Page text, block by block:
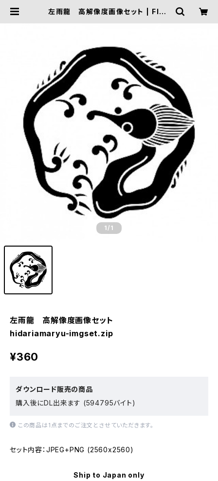
左雨龍 高解像度画像セット | FIVE
1 /1
左雨龍 高解像度画像セット
hidariamaryu-imgset.zip
¥360
ダウンロード販売の商品
購入後にDL出来ます (594795バイト)
この商品は1点までのご注文とさせていただきます。
セット内容：JPEG+PNG (2560x2560)
Ship to Japan only